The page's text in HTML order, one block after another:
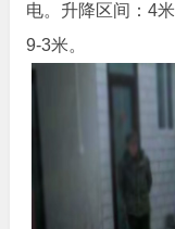
电。升降区间：4
9-3米。